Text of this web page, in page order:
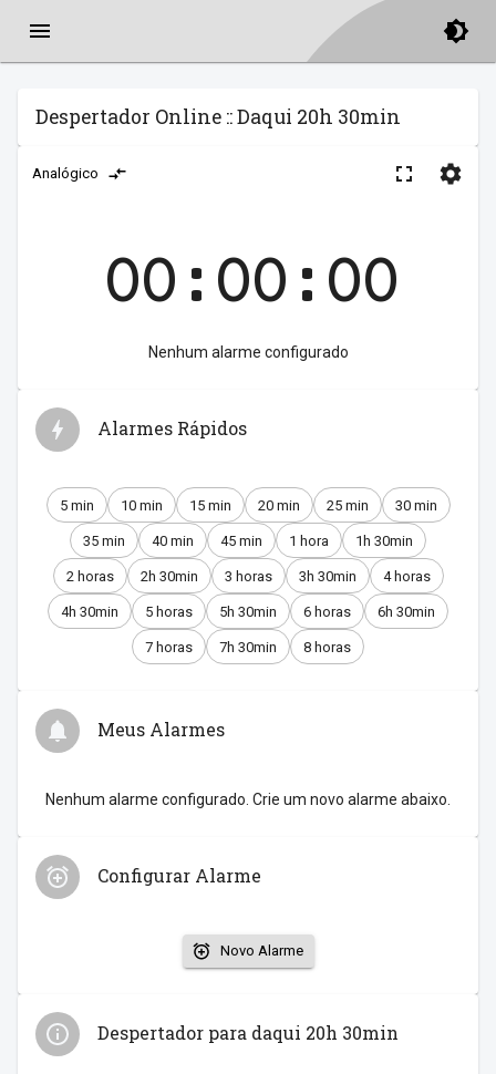
Despertador Online :: Daqui 20h 30min
Analógico
00:00:00
Nenhum alarme configurado
Alarmes Rápidos
5 min 10 min 15 min 20 min 25 min 30 min
35 min 40 min 45 min 1 hora 1h 30min
2 horas 2h 30min 3 horas 3h 30min 4 horas
4h 30min 5 horas 5h 30min 6 horas 6h 30min
7 horas 7h 30min 8 horas
Meus Alarmes
Nenhum alarme configurado. Crie um novo alarme abaixo.
Configurar Alarme
Novo Alarme
Despertador para daqui 20h 30min